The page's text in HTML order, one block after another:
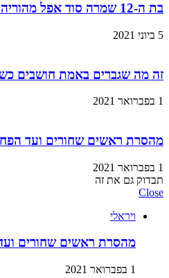
בת ה-12 שמרה סוד אפל מהוריה וזה נגמר רע מאוד
5 ביוני 2021
זה מה שגברים באמת חושבים
1 בפברואר 2021
מהסרת ראשים שחורים ועד הפחתת צלוליט: 9 מתכונים ביתיים למוצרי
1 בפברואר 2021
תבדוק גם את זה
Close
ויראלי
מהסרת ראשים שחורים ועד הפחתת צלוליט: 9 מתכונים ביתיים
1 בפברואר 2021